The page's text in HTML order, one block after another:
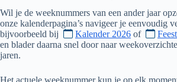
Wil je de weeknummers van een ander jaar
onze kalenderpagina’s navigeer je eenvoudig
bijvoorbeeld bij
Kalender 2026 of
en blader daarna snel door naar
jaren.
Het actuele weeknummer kun je op elk